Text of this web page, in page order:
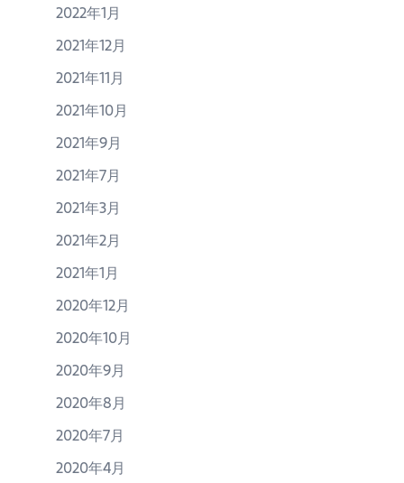
2022年1月
2021年12月
2021年11月
2021年10月
2021年9月
2021年7月
2021年3月
2021年2月
2021年1月
2020年12月
2020年10月
2020年9月
2020年8月
2020年7月
2020年4月